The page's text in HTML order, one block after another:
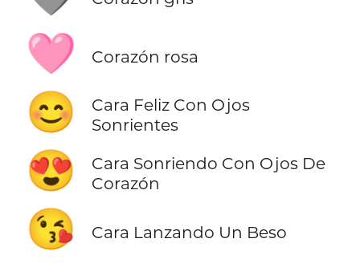
🩷 Corazón rosa
😊
Cara Feliz Con Ojos
Sonrientes
😍
Cara Sonriendo Con Ojos De
Corazón
😘 Cara Lanzando Un Beso